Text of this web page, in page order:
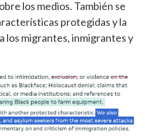
los medios. También se
protegidas y la
los migrantes, inmigrantes y